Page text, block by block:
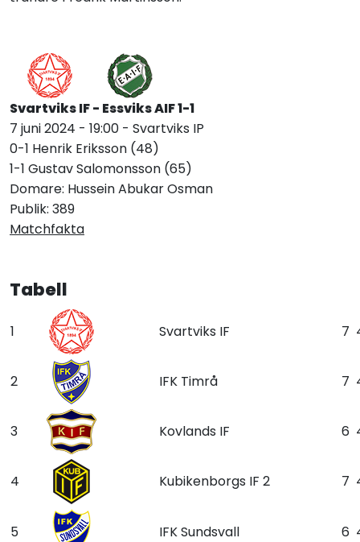
Svartviks IF - Essviks AIF 1-1
7 juni 2024 - 19:00 - Svartviks IP
0-1 Henrik Eriksson (48)
1-1 Gustav Salomonsson (65)
Domare: Hussein Abukar Osman
Publik: 389
Matchfakta
Tabell
1 Svartviks IF 7
2 IFK Timrå 7
3 Kovlands IF 6
4 Kubikenborgs IF 2 7
5 IFK Sundsvall 6